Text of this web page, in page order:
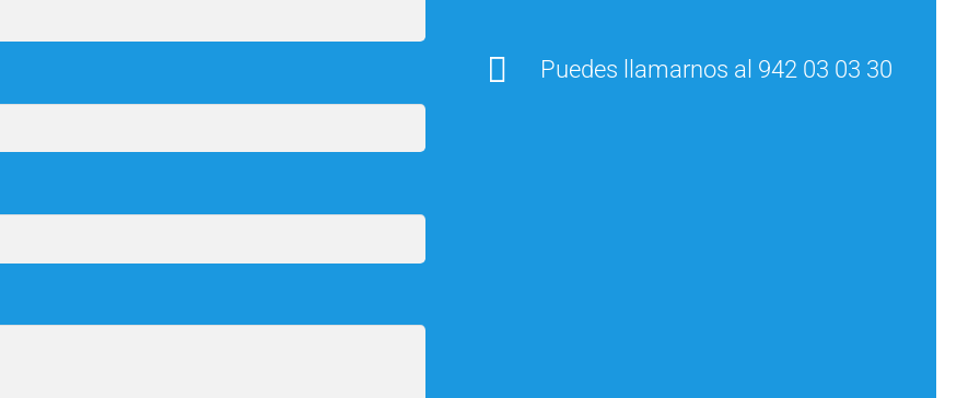
Puedes llamarnos al 942 03 03 30